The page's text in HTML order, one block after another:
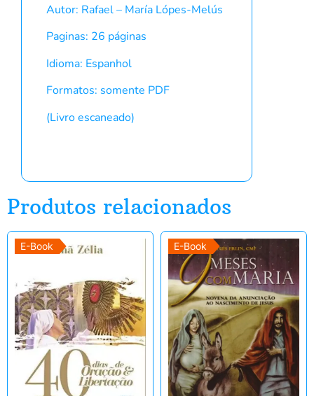
Autor: Rafael – María Lópes-Melús
Paginas: 26 páginas
Idioma: Espanhol
Formatos: somente PDF
(Livro escaneado)
Produtos relacionados
E-Book E-Book